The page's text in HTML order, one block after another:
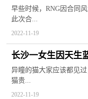
继续进行上诉
早些时候，RNG因合同
此次合...
2022-11-19
长沙一女生因天生
视觉功能毫无区别
异瞳的猫大家应该都见
猫贵...
2022-11-19